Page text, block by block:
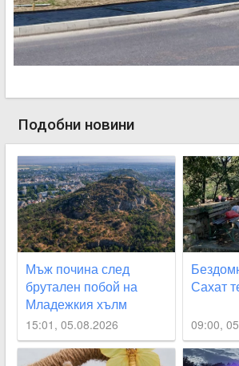
Подобни новини
Мъж почина след
брутален побой на
Младежкия хълм
15:01, 05.08.2026
Сахат
09:00,